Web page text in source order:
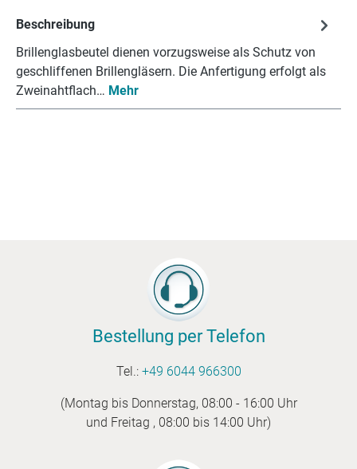
Beschreibung
Brillenglasbeutel dienen vorzugsweise als Schutz von
geschliffenen Brillengläsern. Die Anfertigung erfolgt als
Zweinahtflach… Mehr
Bestellung per Telefon
Tel.: +49 6044 966300
(Montag bis Donnerstag, 08:00 - 16:00 Uhr
und Freitag , 08:00 bis 14:00 Uhr)